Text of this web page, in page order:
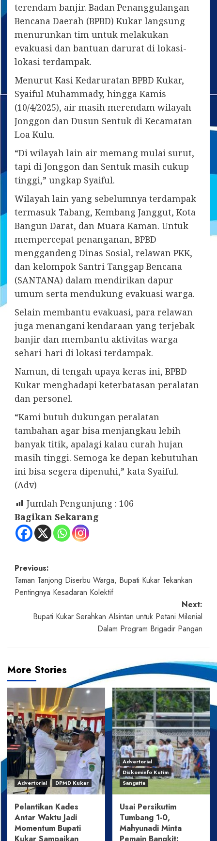
terendam banjir. Badan Penanggulangan
Bencana Daerah (BPBD) Kukar langsung
menurunkan tim untuk melakukan
evakuasi dan bantuan darurat di lokasi-
lokasi terdampak.
Menurut Kasi Kedaruratan BPBD Kukar,
Syaiful Muhammady, hingga Kamis
(10/4/2025), air masih merendam wilayah
Jonggon dan Dusun Sentuk di Kecamatan
Loa Kulu.
“Di wilayah lain air memang mulai surut,
tapi di Jonggon dan Sentuk masih cukup
tinggi,” ungkap Syaiful.
Wilayah lain yang sebelumnya terdampak
termasuk Tabang, Kembang Janggut, Kota
Bangun Darat, dan Muara Kaman. Untuk
mempercepat penanganan, BPBD
menggandeng Dinas Sosial, relawan PKK,
dan kelompok Santri Tanggap Bencana
(SANTANA) dalam mendirikan dapur
umum serta mendukung evakuasi warga.
Selain membantu evakuasi, para relawan
juga menangani kendaraan yang terjebak
banjir dan membantu aktivitas warga
sehari-hari di lokasi terdampak.
Namun, di tengah upaya keras ini, BPBD
Kukar menghadapi keterbatasan peralatan
dan personel.
“Kami butuh dukungan peralatan
tambahan agar bisa menjangkau lebih
banyak titik, apalagi kalau curah hujan
masih tinggi. Semoga ke depan kebutuhan
ini bisa segera dipenuhi,” kata Syaiful.
(Adv)
Jumlah Pengunjung : 106
Bagikan Sekarang
Post
navigation
Previous:
Taman Tanjong Diserbu Warga, Bupati Kukar Tekankan
Pentingnya Kesadaran Kolektif
Next:
Bupati Kukar Serahkan Alsintan untuk Petani Milenial
Dalam Program Brigadir Pangan
More Stories
Advertorial DPMD Kukar
Pelantikan Kades
Antar Waktu Jadi
Momentum Bupati
Kukar Sampaikan
Advertorial
Diskominfo Kutim
Sangatta
Usai Persikutim
Tumbang 1-0,
Mahyunadi Minta
Pemain Bangkit: